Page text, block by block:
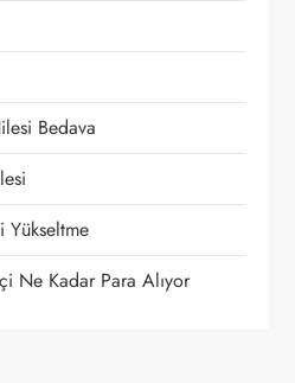
Bedava
Yükseltme
Ne Kadar Para Alıyor